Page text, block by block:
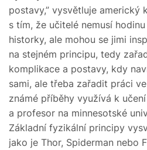
postavy,” vysvětluje americký
s tím, že učitelé nemusí
historky, ale mohou se jimi
na stejném principu, tedy
komplikace a postavy, kdy
sami, ale třeba zařadit práci
známé příběhy využívá k
a profesor na minnesotské
Základní fyzikální principy
jako je Thor, Spiderman nebo